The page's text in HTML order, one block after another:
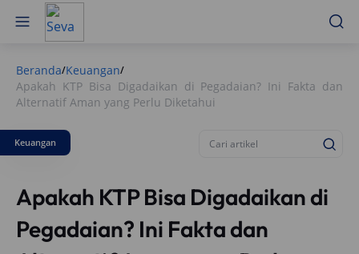
Beranda/Keuangan/
Apakah KTP Bisa Digadaikan di Pegadaian? Ini Fakta dan
Alternatif Aman yang Perlu Diketahui
Keuangan
Apakah KTP Bisa Digadaikan di
Pegadaian? Ini Fakta dan